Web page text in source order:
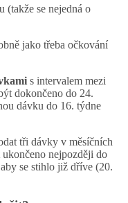
(takže se nejedná o
jako třeba očkování
s intervalem mezi
dokončeno do 24.
dávku do 16. týdne
tři dávky v měsíčních
nejpozději do
se stihlo již dříve (20.